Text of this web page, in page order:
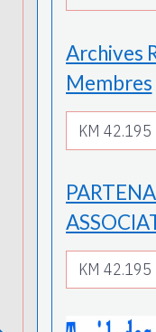
Archives
Membres